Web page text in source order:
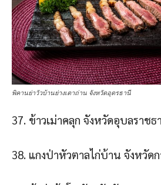
พิคานย่าวัวบ้านย่างเตาถ่าน จังหวัดอุดรธานี
37. ข้าวเม่าคลุก จังหวัดอุบลราชธ
38. แกงป่าหัวตาลไก่บ้าน จังหวัด